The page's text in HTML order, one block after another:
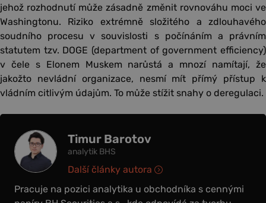
jehož rozhodnutí může zásadně změnit rovnováhu moci ve
Washingtonu. Riziko extrémně složitého a zdlouhavého
soudního procesu v souvislosti s počínáním a právním
statutem tzv. DOGE (department of government efficiency)
v čele s Elonem Muskem narůstá a mnozí namítají, že
jakožto nevládní organizace, nesmí mít přímý přístup k
vládním citlivým údajům. To může stížit snahy o deregulaci.
Timur Barotov
analytik BHS
Pracuje na pozici analytika u obchodníka s cennými
Další články autora